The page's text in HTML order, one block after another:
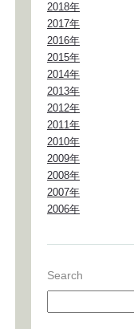
2018年
2017年
2016年
2015年
2014年
2013年
2012年
2011年
2010年
2009年
2008年
2007年
2006年
Search